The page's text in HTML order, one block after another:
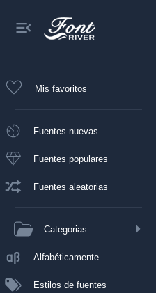
Mis favoritos
Fuentes nuevas
Fuentes populares
Fuentes aleatorias
Categorias
Alfabéticamente
Estilos de fuentes